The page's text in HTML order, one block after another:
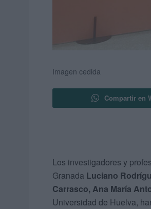
Imagen cedida
Compartir en
Los investigadores y
Granada Luciano
Carrasco, Ana María
Universidad de Huelva,